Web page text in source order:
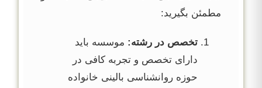
مطمئن بگیرید:
تخصص در رشته: موسسه باید
دارای تخصص و تجربه کافی در
حوزه روانشناسی بالینی خانواده